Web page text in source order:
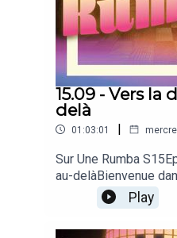
15.09 - Vers la
delà
01:03:01 |
Sur Une Rumba
au-delàBienvenue
saison 15 de notre
les stars !Produit
Play